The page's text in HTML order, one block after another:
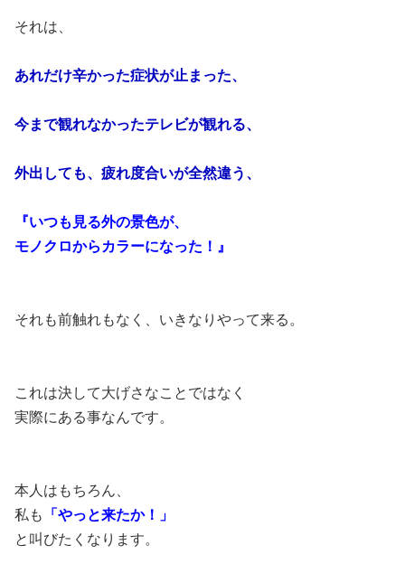
それは、
あれだけ辛かった症状が止まった、
今まで観れなかったテレビが観れる、
外出しても、疲れ度合いが全然違う、
『いつも見る外の景色が、
モノクロからカラーになった！』
それも前触れもなく、いきなりやって来る。
これは決して大げさなことではなく
実際にある事なんです。
本人はもちろん、
私も
「やっと来たか！」
と叫びたくなります。